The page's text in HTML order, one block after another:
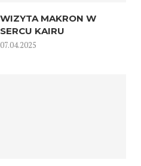
WIZYTA MAKRON W
SERCU KAIRU
07.04.2025